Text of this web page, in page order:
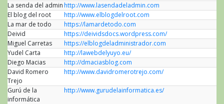
La senda del adminhttp://www.lasendadeladmin.com
El blog del root
http://www.elblogdelroot.com
La mar de todo
https://lamardetodo.com
Deivid
https://deividsdocs.wordpress.com/
Miguel Carretas
https://elblogdeladministrador.com
Yudel Carta
http://lawebdelyuyo.eu/
Diego Macias
http://dmaciasblog.com
David Romero
Trejo
http://www.davidromerotrejo.com/
Gurú de la
informática
http://www.gurudelainformatica.es/